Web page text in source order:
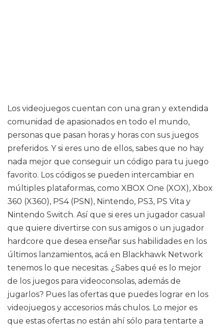
Los videojuegos cuentan con una gran y extendida
comunidad de apasionados en todo el mundo,
personas que pasan horas y horas con sus juegos
preferidos. Y si eres uno de ellos, sabes que no hay
nada mejor que conseguir un código para tu juego
favorito. Los códigos se pueden intercambiar en
múltiples plataformas, como XBOX One (XOX), Xbox
360 (X360), PS4 (PSN), Nintendo, PS3, PS Vita y
Nintendo Switch. Así que si eres un jugador casual
que quiere divertirse con sus amigos o un jugador
hardcore que desea enseñar sus habilidades en los
últimos lanzamientos, acá en Blackhawk Network
tenemos lo que necesitas. ¿Sabes qué es lo mejor
de los juegos para videoconsolas, además de
jugarlos? Pues las ofertas que puedes lograr en los
videojuegos y accesorios más chulos. Lo mejor es
que estas ofertas no están ahí sólo para tentarte a